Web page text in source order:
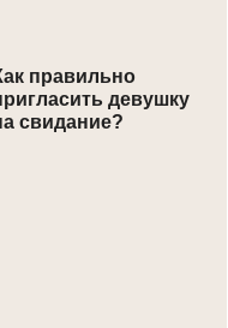
правильно
девушку
свидание?